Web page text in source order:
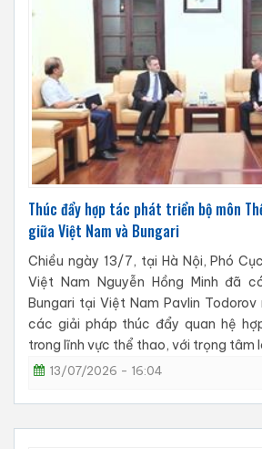
Thúc đẩy hợp tác phát triển bộ môn
giữa Việt Nam và Bungari
Chiều ngày 13/7, tại Hà Nội, Phó
Việt Nam Nguyễn Hồng Minh đã
Bungari tại Việt Nam Pavlin
các giải pháp thúc đẩy quan hệ
trong lĩnh vực thể thao, với trọng tâm
13/07/2026 - 16:04